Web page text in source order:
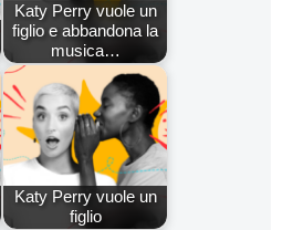
Katy Perry vuole un
figlio e abbandona la
musica…
Katy Perry vuole un
figlio